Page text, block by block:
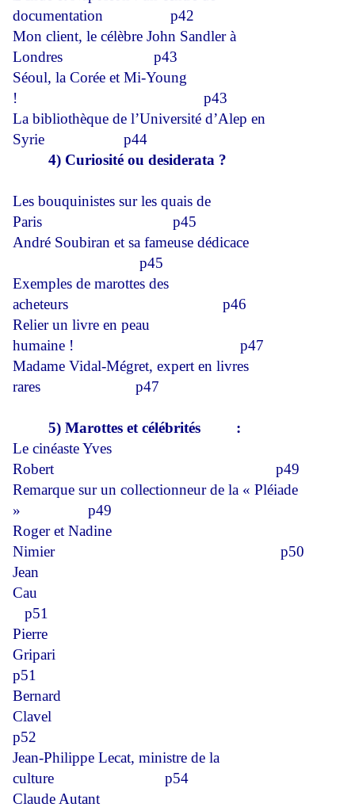
documentation
p42
Mon client, le célèbre John Sandler à
Londres
p43
Séoul, la Corée et Mi-Young
!
p43
La bibliothèque de l’Université d’Alep en
Syrie
p44
4) Curiosité ou desiderata ?
Les bouquinistes sur les quais de
Paris
p45
André Soubiran et sa fameuse dédicace
p45
Exemples de marottes des
acheteurs
p46
Relier un livre en peau
humaine !
p47
Madame Vidal-Mégret, expert en livres
rares
p47
5) Marottes et célébrités
:
Le cinéaste Yves
Robert
p49
Remarque sur un collectionneur de la « Pléiade
»
p49
Roger et Nadine
Nimier
p50
Jean
Cau
p51
Pierre
Gripari
p51
Bernard
Clavel
p52
Jean-Philippe Lecat, ministre de la
culture
p54
Claude Autant